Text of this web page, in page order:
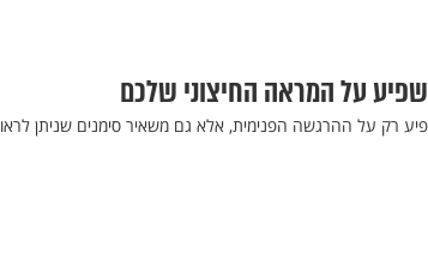
על המראה החיצוני שלכם
רק על ההרגשה הפנימית, אלא גם משאיר סימנים שניתן